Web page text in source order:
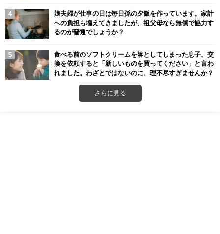
娘夫婦が仕事の日は毎日孫の夕飯を作っています。家計
への負担も増えてきましたが、祖父母なら無償で協力す
るのが普通でしょうか？
食べる前のソフトクリームを落としてしまった息子。交
換を依頼すると「新しいものを買ってください」と言わ
れました。わざとではないのに、理不尽すぎませんか？
さらに見る